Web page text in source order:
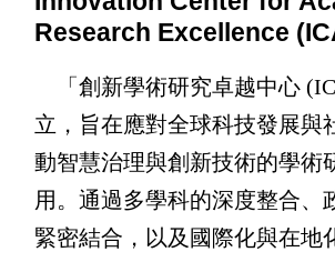
Research Excellence
「創新學術研究卓越中心
立，旨在應對全球科技發展與
動智慧治理與創新技術的學術
用。通過多學科的深度整合、
緊密結合，以及國際化與在地